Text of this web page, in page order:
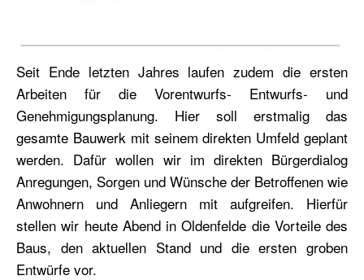
Seit Ende letzten Jahres laufen zudem die ersten
Arbeiten für die Vorentwurfs- Entwurfs- und
Genehmigungsplanung. Hier soll erstmalig das
gesamte Bauwerk mit seinem direkten Umfeld geplant
werden. Dafür wollen wir im direkten Bürgerdialog
Anregungen, Sorgen und Wünsche der Betroffenen wie
Anwohnern und Anliegern mit aufgreifen. Hierfür
stellen wir heute Abend in Oldenfelde die Vorteile des
Baus, den aktuellen Stand und die ersten groben
Entwürfe vor.